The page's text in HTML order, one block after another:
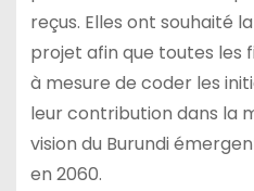
reçus. Elles ont souhaité
projet afin que toutes les
à mesure de coder les
leur contribution dans la
vision du Burundi
en 2060.